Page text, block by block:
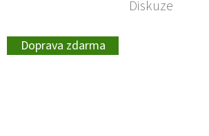
Diskuze
Doprava zdarma